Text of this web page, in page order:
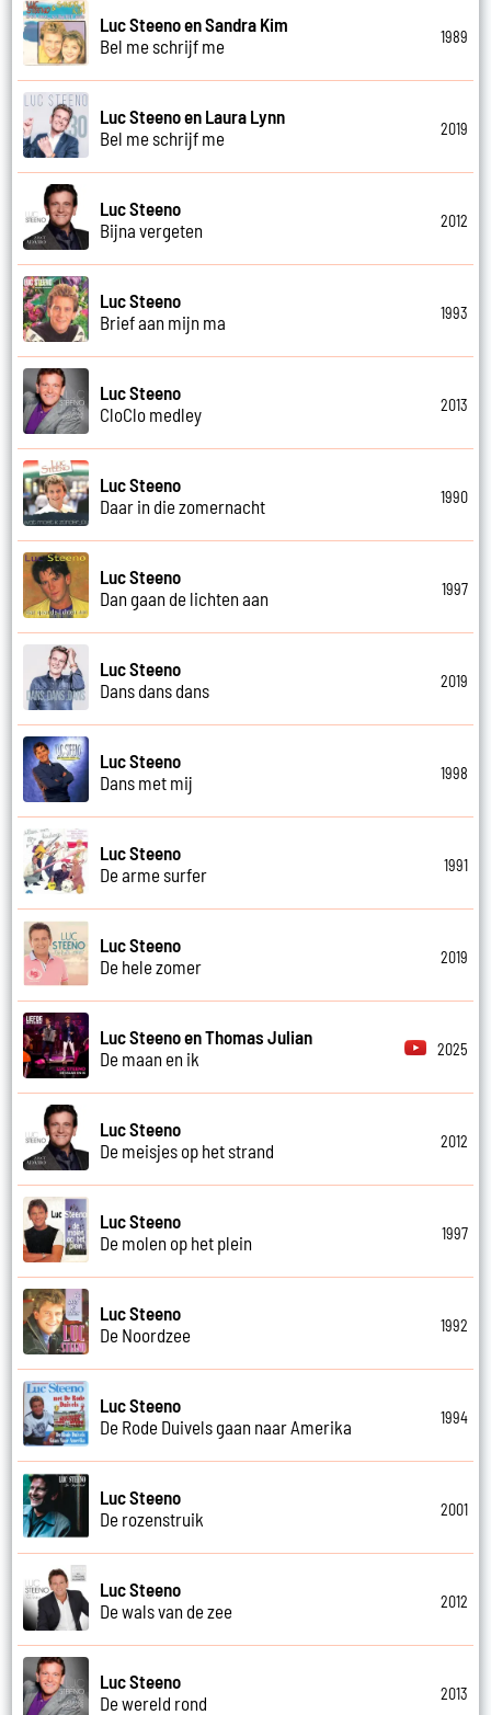
Luc Steeno en Sandra Kim
Bel me schrijf me
1989
Luc Steeno en Laura Lynn
Bel me schrijf me
2019
Luc Steeno
Bijna vergeten
2012
Luc Steeno
Brief aan mijn ma
1993
Luc Steeno
CloClo medley
2013
Luc Steeno
Daar in die zomernacht
1990
Luc Steeno
Dan gaan de lichten aan
1997
Luc Steeno
Dans dans dans
2019
Luc Steeno
Dans met mij
1998
Luc Steeno
De arme surfer
1991
Luc Steeno
De hele zomer
2019
Luc Steeno en Thomas Julian
De maan en ik
2025
Luc Steeno
De meisjes op het strand
2012
Luc Steeno
De molen op het plein
1997
Luc Steeno
De Noordzee
1992
Luc Steeno
De Rode Duivels gaan naar Amerika
1994
Luc Steeno
De rozenstruik
2001
Luc Steeno
De wals van de zee
2012
Luc Steeno
De wereld rond
2013